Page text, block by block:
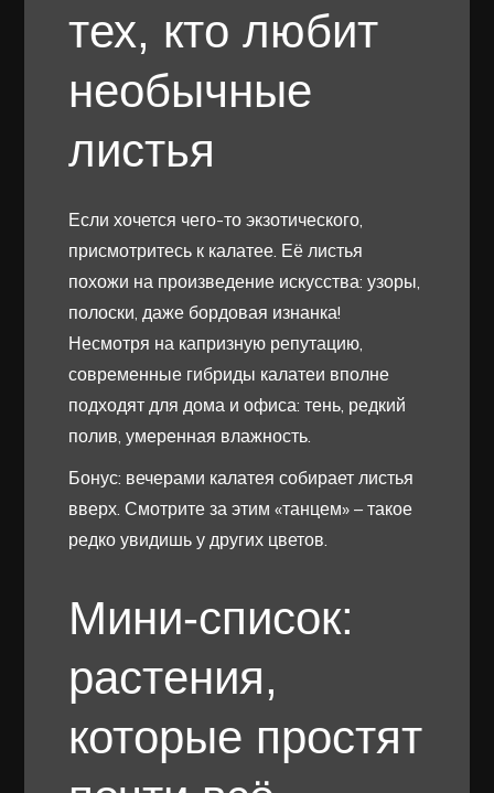
тех, кто любит
необычные
листья
Если хочется чего-то экзотического,
присмотритесь к калатее. Её листья
похожи на произведение искусства: узоры,
полоски, даже бордовая изнанка!
Несмотря на капризную репутацию,
современные гибриды калатеи вполне
подходят для дома и офиса: тень, редкий
полив, умеренная влажность.
Бонус: вечерами калатея собирает листья
вверх. Смотрите за этим «танцем» – такое
редко увидишь у других цветов.
Мини-список:
растения,
которые простят